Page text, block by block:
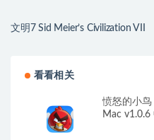
文明7 Sid Meier’s Civilization VII
看看相关
愤怒的小
Mac v1.0.6